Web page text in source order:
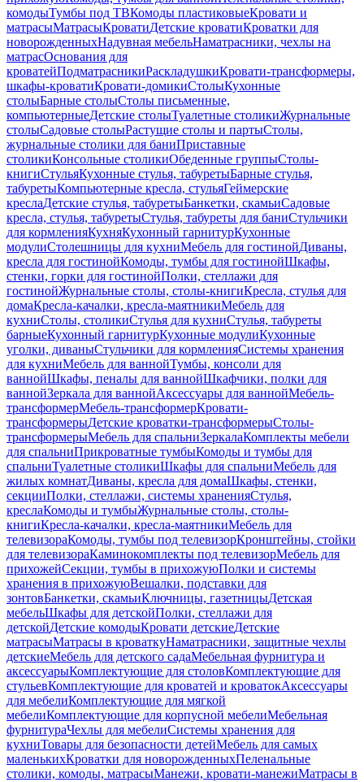
комодыТумбы под ТВКомоды пластиковыеКровати и
матрасыМатрасыКроватиДетские кроватиКроватки для
новорожденныхНадувная мебельНаматрасники, чехлы на
матрасОснования для
кроватейПодматрасникиРаскладушкиКровати-трансформеры,
шкафы-кроватиКровати-домикиСтолыКухонные
столыБарные столыСтолы письменные,
компьютерныеДетские столыТуалетные столикиЖурнальные
столыСадовые столыРастущие столы и партыСтолы,
журнальные столики для баниПриставные
столикиКонсольные столикиОбеденные группыСтолы-
книгиСтульяКухонные стулья, табуретыБарные стулья,
табуретыКомпьютерные кресла, стульяГеймерские
креслаДетские стулья, табуретыБанкетки, скамьиСадовые
кресла, стулья, табуретыСтулья, табуреты для баниСтульчики
для кормленияКухняКухонный гарнитурКухонные
модулиСтолешницы для кухниМебель для гостинойДиваны,
кресла для гостинойКомоды, тумбы для гостинойШкафы,
стенки, горки для гостинойПолки, стеллажи для
гостинойЖурнальные столы, столы-книгиКресла, стулья для
домаКресла-качалки, кресла-маятникиМебель для
кухниСтолы, столикиСтулья для кухниСтулья, табуреты
барныеКухонный гарнитурКухонные модулиКухонные
уголки, диваныСтульчики для кормленияСистемы хранения
для кухниМебель для ваннойТумбы, консоли для
ваннойШкафы, пеналы для ваннойШкафчики, полки для
ваннойЗеркала для ваннойАксессуары для ваннойМебель-
трансформерМебель-трансформерКровати-
трансформерыДетские кроватки-трансформерыСтолы-
трансформерыМебель для спальниЗеркалаКомплекты мебели
для спальниПрикроватные тумбыКомоды и тумбы для
спальниТуалетные столикиШкафы для спальниМебель для
жилых комнатДиваны, кресла для домаШкафы, стенки,
секцииПолки, стеллажи, системы храненияСтулья,
креслаКомоды и тумбыЖурнальные столы, столы-
книгиКресла-качалки, кресла-маятникиМебель для
телевизораКомоды, тумбы под телевизорКронштейны, стойки
для телевизораКаминокомплекты под телевизорМебель для
прихожейСекции, тумбы в прихожуюПолки и системы
хранения в прихожуюВешалки, подставки для
зонтовБанкетки, скамьиКлючницы, газетницыДетская
мебельШкафы для детскойПолки, стеллажи для
детскойДетские комодыКровати детскиеДетские
матрасыМатрасы в кроваткуНаматрасники, защитные чехлы
детскиеМебель для детского садаМебельная фурнитура и
аксессуарыКомплектующие для столовКомплектующие для
стульевКомплектующие для кроватей и кроватокАксессуары
для мебелиКомплектующие для мягкой
мебелиКомплектующие для корпусной мебелиМебельная
фурнитураЧехлы для мебелиСистемы хранения для
кухниТовары для безопасности детейМебель для самых
маленькихКроватки для новорожденныхПеленальные
столики, комоды, матрасыМанежи, кровати-манежиМатрасы в